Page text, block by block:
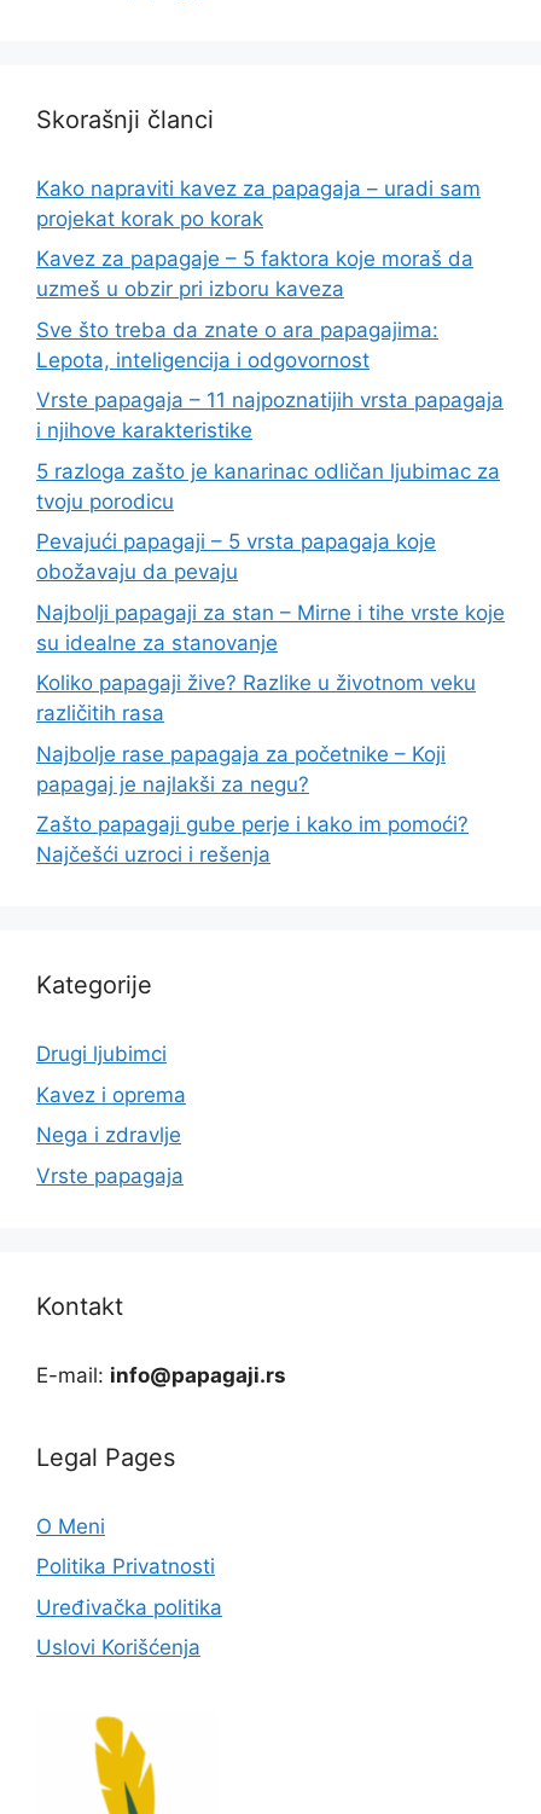
Skorašnji članci
Kako napraviti kavez za papagaja – uradi sam
projekat korak po korak
Kavez za papagaje – 5 faktora koje moraš da
uzmeš u obzir pri izboru kaveza
Sve što treba da znate o ara papagajima:
Lepota, inteligencija i odgovornost
Vrste papagaja – 11 najpoznatijih vrsta papagaja
i njihove karakteristike
5 razloga zašto je kanarinac odličan ljubimac za
tvoju porodicu
Pevajući papagaji – 5 vrsta papagaja koje
obožavaju da pevaju
Najbolji papagaji za stan – Mirne i tihe vrste koje
su idealne za stanovanje
Koliko papagaji žive? Razlike u životnom veku
različitih rasa
Najbolje rase papagaja za početnike – Koji
papagaj je najlakši za negu?
Zašto papagaji gube perje i kako im pomoći?
Najčešći uzroci i rešenja
Kategorije
Drugi ljubimci
Kavez i oprema
Nega i zdravlje
Vrste papagaja
Kontakt
E-mail: info@papagaji.rs
Legal Pages
O Meni
Politika Privatnosti
Uređivačka politika
Uslovi Korišćenja